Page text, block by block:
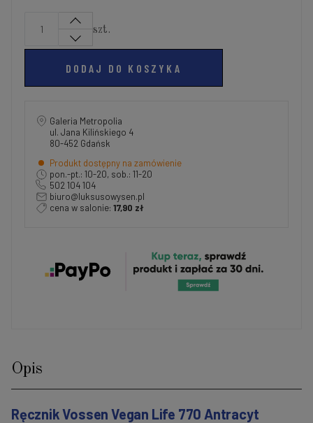
szt.
DODAJ DO KOSZYKA
Galeria Metropolia
ul. Jana Kilińskiego 4
80-452 Gdańsk
Produkt dostępny na zamówienie
pon.-pt.: 10-20, sob.: 11-20
502 104 104
biuro@luksusowysen.pl
cena w salonie: 17,90 zł
Opis
RęcznikVossen Vegan Life 770 Antracyt